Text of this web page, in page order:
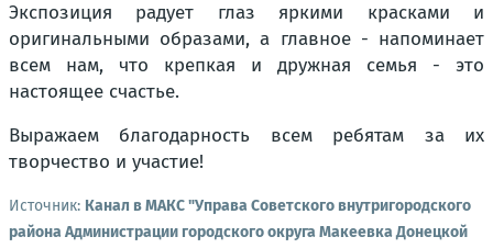
Экспозиция радует глаз яркими красками и
оригинальными образами, а главное - напоминает
всем нам, что крепкая и дружная семья - это
настоящее счастье.
Выражаем благодарность всем ребятам за их
творчество и участие!
Источник: Канал в МАКС "Управа Советского внутригородского
района Администрации городского округа Макеевка Донецкой